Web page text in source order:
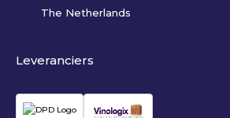
The Netherlands
Leveranciers